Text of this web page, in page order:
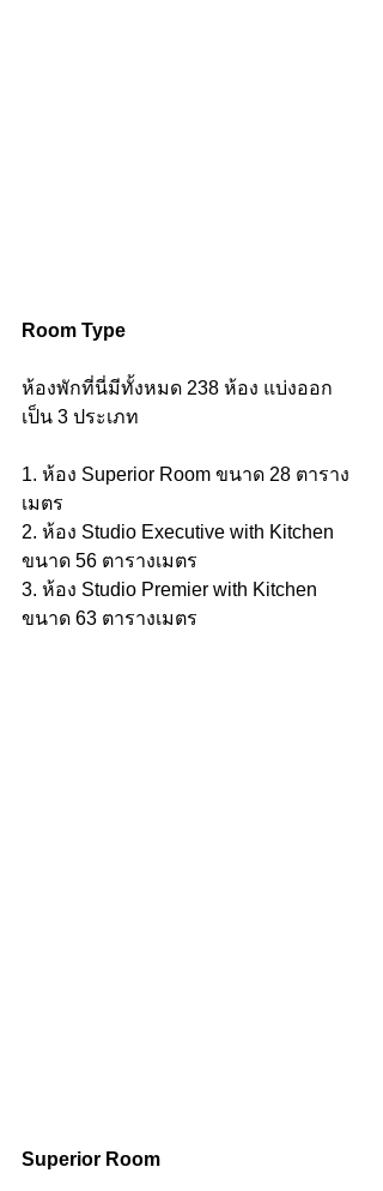
Room Type
ห้องพักที่นี่มีทั้งหมด 238 ห้อง แบ่งออก
เป็น 3 ประเภท
1. ห้อง Superior Room ขนาด 28 ตาราง
เมตร
2. ห้อง Studio Executive with Kitchen
ขนาด 56 ตารางเมตร
3. ห้อง Studio Premier with Kitchen
ขนาด 63 ตารางเมตร
Superior Room